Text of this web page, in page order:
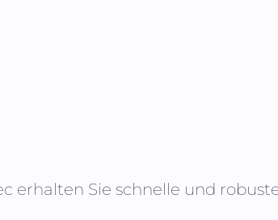
erhalten Sie schnelle und